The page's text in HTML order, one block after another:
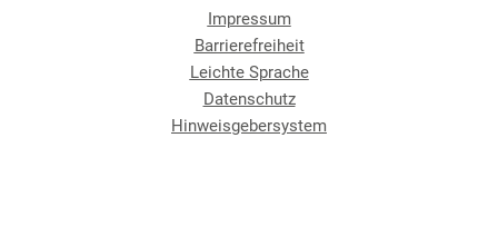
Impressum
Barrierefreiheit
Leichte Sprache
Datenschutz
Hinweisgebersystem